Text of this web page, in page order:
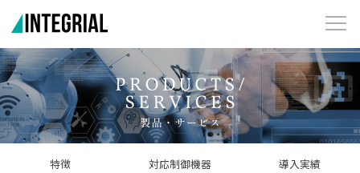
特徴 対応制御機器
導入実績